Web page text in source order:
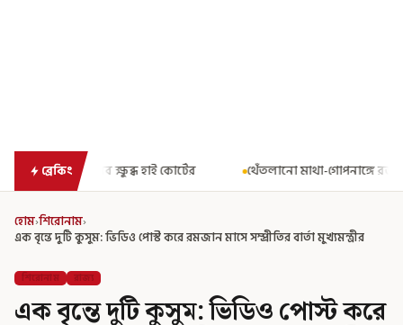
ব্রেকিং
কোর্টের থেঁতলানো মাথা-গোপনাঙ্গে রড! বিজেপিশাসিত অসমে
হোম›শিরোনাম›
এক বৃন্তে দুটি কুসুম: ভিডিও পোস্ট করে রমজান মাসে সম্প্রীতির বার্তা মুখ্যমন্ত্রীর
শিরোনাম রাজ্য
এক বৃন্তে দুটি কুসুম: ভিডিও পোস্ট করে